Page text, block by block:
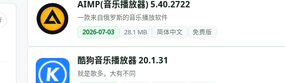
AIMP(音乐播放器) 5.40.2722
一款来自俄罗斯的音乐播放软件
2026-07-03
28.1 MB 简体中文 免费版
酷狗音乐播放器 20.1.31
就是歌多，大有不同